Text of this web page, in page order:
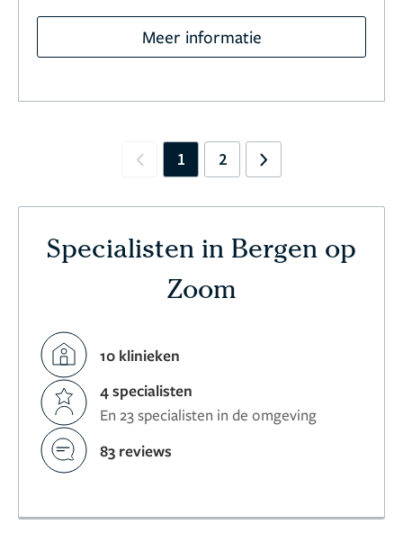
Meer informatie
Previous
1 2 Next
Specialisten in Bergen op
Zoom
10 klinieken
4 specialisten
En 23 specialisten in de omgeving
83 reviews